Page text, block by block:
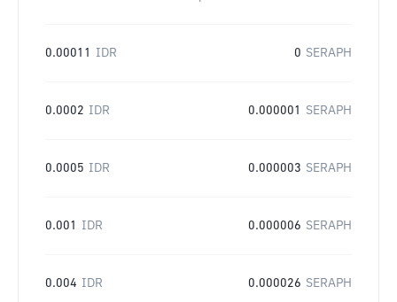
0.00011 IDR 0 SERAPH
0.0002 IDR 0.000001 SERAPH
0.0005 IDR 0.000003 SERAPH
0.001 IDR 0.000006 SERAPH
0.004 IDR 0.000026 SERAPH